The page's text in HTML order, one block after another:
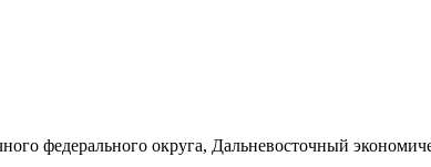
федерального округа, Дальневосточный